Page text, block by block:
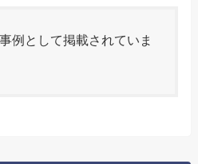
例として掲載されていま